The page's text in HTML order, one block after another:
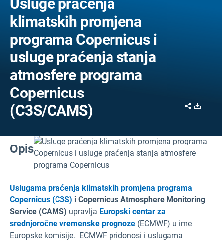
Usluge praćenja
klimatskih promjena
programa Copernicus i
usluge praćenja stanja
atmosfere programa
Copernicus
(C3S/CAMS)
Share
Opis
Uslugama praćenja klimatskih promjena programa
Copernicus (C3S) i Copernicus Atmosphere Monitoring
Service (CAMS) upravlja Europski centar za
srednjoročne vremenske prognoze (ECMWF) u ime
Europske komisije. ECMWF pridonosi i uslugama